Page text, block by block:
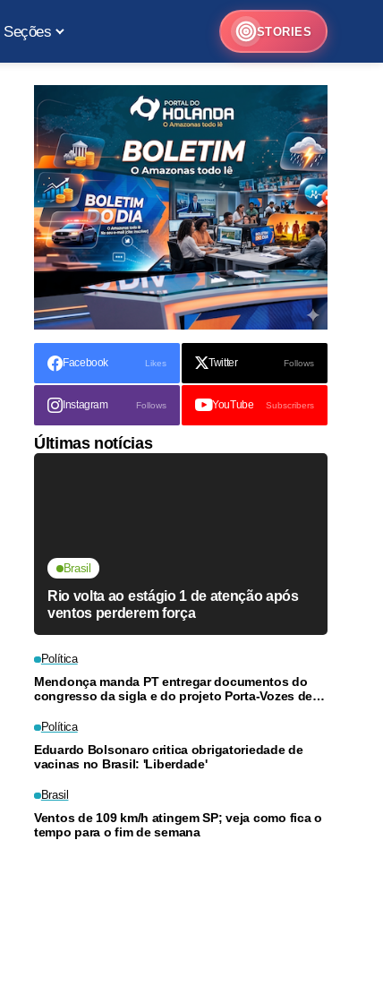
Seções STORIES
Facebook Likes Twitter Follows
Instagram Follows YouTube Subscribers
Últimas notícias
Brasil
Rio volta ao estágio 1 de atenção após
ventos perderem força
Política
Mendonça manda PT entregar documentos do
congresso da sigla e do projeto Porta-Vozes de
Política
Eduardo Bolsonaro critica obrigatoriedade de
vacinas no Brasil: 'Liberdade'
Brasil
Ventos de 109 km/h atingem SP; veja como fica o
tempo para o fim de semana